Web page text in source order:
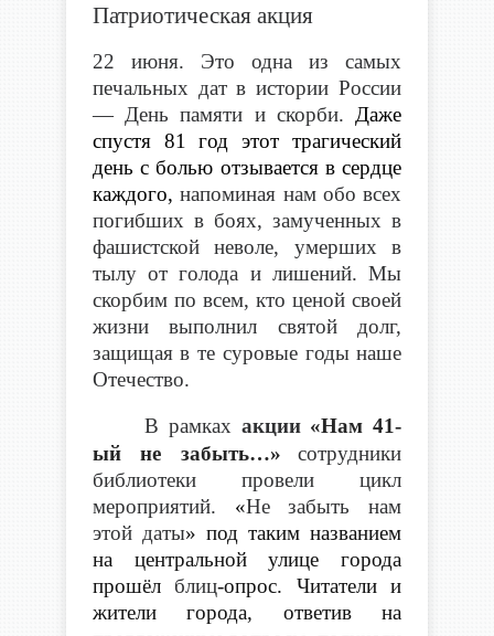
Патриотическая акция
22 июня. Это одна из самых
печальных дат в истории России
— День памяти и скорби. Даже
спустя 81 год этот трагический
день с болью отзывается в сердце
каждого,напоминая нам обо всех
погибших в боях, замученных в
фашистской неволе, умерших в
тылу от голода и лишений. Мы
скорбим по всем, кто ценой своей
жизни выполнил святой долг,
защищая в те суровые годы наше
Отечество.
В рамках акции «Нам 41-
ый не забыть…»
сотрудники
библиотеки провели цикл
мероприятий. «Не забыть нам
этой даты» под таким названием
на центральной улице города
прошёл блиц-опрос. Читатели и
жители города, ответив на